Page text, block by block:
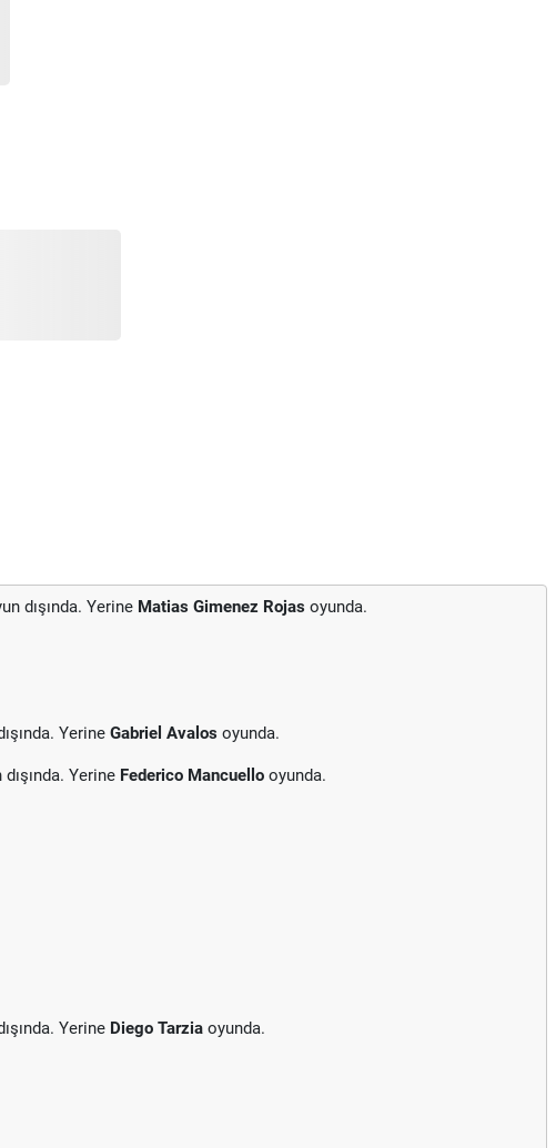
dışında. Yerine Matias Gimenez Rojas oyunda.
Yerine Gabriel Avalos oyunda.
dışında. Yerine Federico Mancuello oyunda.
Yerine Diego Tarzia oyunda.